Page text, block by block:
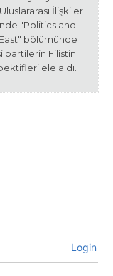
İlişkiler
"Politics and
bölümünde
partilerin Filistin
ele aldı.
Login